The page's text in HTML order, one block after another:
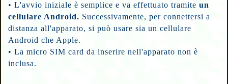
• L'avvio iniziale è semplice e va effettuato tramiteun
cellulare Android. Successivamente, per connettersi a
distanza all'apparato, si può usare sia un cellulare
Android che Apple.
• La micro SIM card da inserire nell'apparato non è
inclusa.